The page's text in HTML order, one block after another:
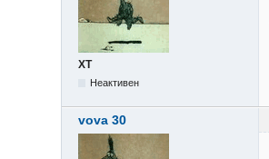
XT
Неактивен
vova 30